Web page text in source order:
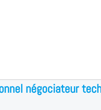
négociateur